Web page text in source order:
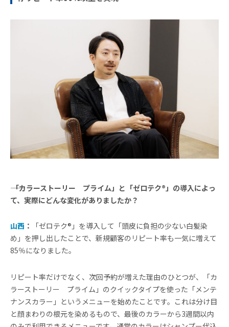
―― 「カラーストーリー プライム」と「ゼロテク®」の導入によっ
て、実際にどんな変化がありましたか？
山西 ：
「ゼロテク®」を導入して「頭皮に負担の少ない白髪染
め」を押し出したことで、新規顧客のリピート率も一気に増えて
85％になりました。
リピート率だけでなく、次回予約が増えた理由のひとつが、「カ
ラーストーリー プライム」のクイックタイプを使った「メンテ
ナンスカラー」というメニューを始めたことです。これは分け目
と顔まわりの根元を染めるもので、最後のカラーから3週間以内